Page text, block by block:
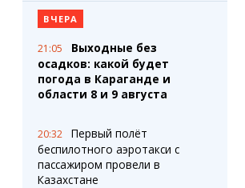
Timelapse
ВЧЕРА
21:05
Выходные без
осадков: какой будет
погода в Караганде и
области 8 и 9 августа
20:32
Первый полёт
беспилотного аэротакси с
пассажиром провели в
Казахстане